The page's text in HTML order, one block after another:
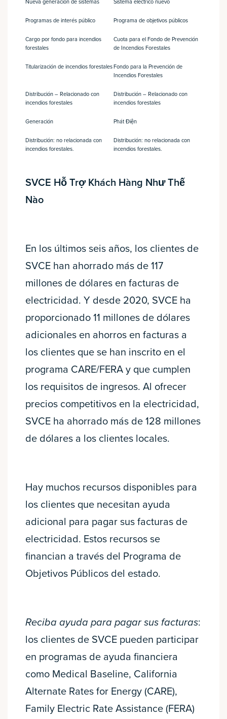
Nueva generación de sistemas Sistema eléctrico nuevo
Programas de interés público Programa de objetivos públicos
Cargo por fondo para incendios
forestales
Cuota para el Fondo de Prevención
de Incendios Forestales
Titularización de incendios forestalesFondo para la Prevención de
Incendios Forestales
Distribución – Relacionado con
incendios forestales
Distribución – Relacionado con
incendios forestales
Generación Phát Điện
Distribución: no relacionada con
incendios forestales.
Distribución: no relacionada con
incendios forestales.
SVCE Hỗ Trợ Khách Hàng Như Thế
Nào
En los últimos seis años, los clientes de
SVCE han ahorrado más de 117
millones de dólares en facturas de
electricidad. Y desde 2020, SVCE ha
proporcionado 11 millones de dólares
adicionales en ahorros en facturas a
los clientes que se han inscrito en el
programa CARE/FERA y que cumplen
los requisitos de ingresos. Al ofrecer
precios competitivos en la electricidad,
SVCE ha ahorrado más de 128 millones
de dólares a los clientes locales.
Hay muchos recursos disponibles para
los clientes que necesitan ayuda
adicional para pagar sus facturas de
electricidad. Estos recursos se
financian a través del Programa de
Objetivos Públicos del estado.
Reciba ayuda para pagar sus facturas:
los clientes de SVCE pueden participar
en programas de ayuda financiera
como Medical Baseline, California
Alternate Rates for Energy (CARE),
Family Electric Rate Assistance (FERA)